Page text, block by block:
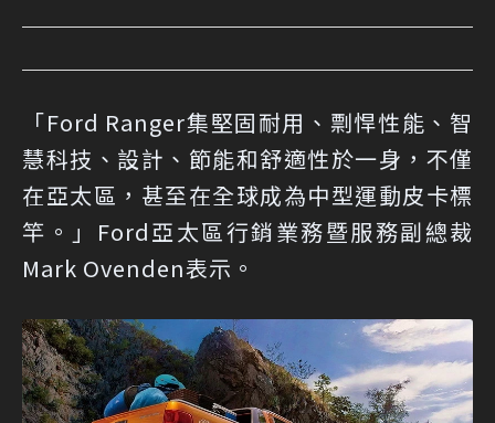
「Ford Ranger集堅固耐用、剽悍性能、智
慧科技、設計、節能和舒適性於一身，不僅
在亞太區，甚至在全球成為中型運動皮卡標
竿。」Ford亞太區行銷業務暨服務副總裁
Mark Ovenden表示。